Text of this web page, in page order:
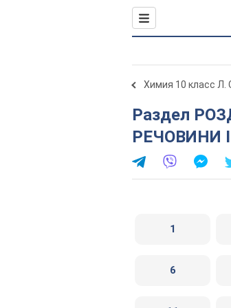
Химия 10 класс Л.
Раздел РОЗДІЛ 2. МЕТАЛІЧНІ ЕЛЕМЕНТИ, ЇХ ПРОСТІ
РЕЧОВИНИ
1
6